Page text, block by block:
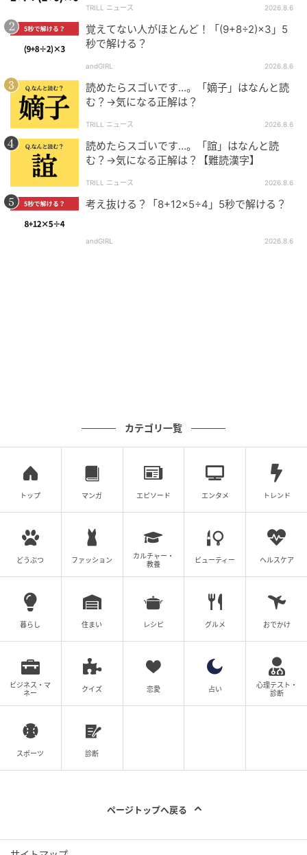
TRILL ニュース 2026.8.6
覚えてない人がほとんど！「(9+8÷2)×3」5
秒で解ける？
andGIRL 2026.8.6
読めたらスゴいです…。「嫡子」はなんと読
む？→気になる正解は？
TRILL ニュース 2026.8.6
読めたらスゴいです…。「誼」はなんと読
む？→気になる正解は？【難読漢字】
TRILL ニュース 2026.8.6
考え抜ける？「8+12×5÷4」5秒で解ける？
andGIRL 2026.8.6
カテゴリ一覧
トップ マンガ エピソード エンタメ トレンド
どうぶつ ファッション
カルチャー・
教養
ビューティー ヘルスケア
暮らし 住まい レシピ グルメ おでかけ
ビジネス・マ
ネー
クイズ 恋愛 占い
心理テスト・
診断
スポーツ 診断
ページトップへ戻る